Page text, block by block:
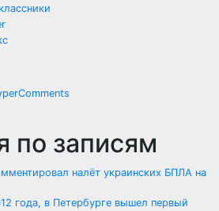
по записям
налёт украинских БПЛА на
года, в Петербурге вышел первый